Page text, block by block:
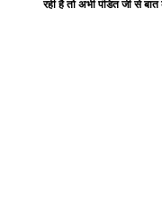
रही है तो अभी पंडित जी से